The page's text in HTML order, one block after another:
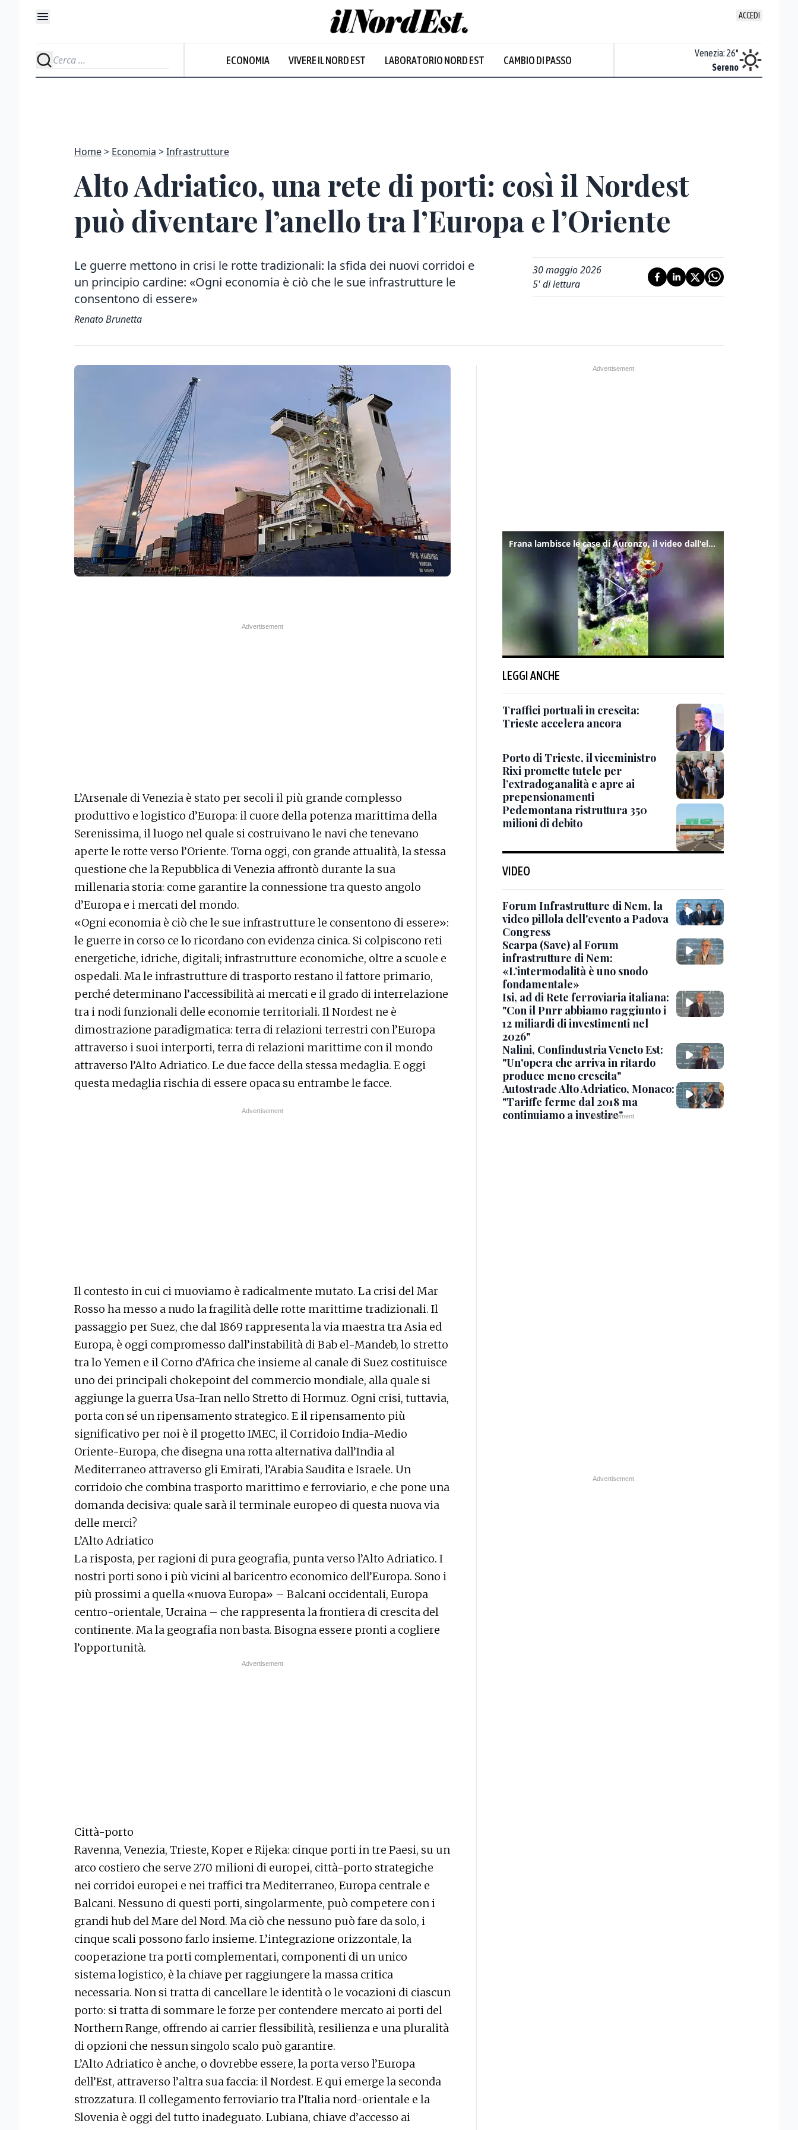
ACCEDI
ECONOMIA VIVERE IL NORD EST LABORATORIO NORD EST CAMBIO DI PASSO
Sereno
Venezia: 26°
Sereno
Home Economia Infrastrutture
Alto Adriatico, una rete di porti: così il Nordest
può diventare l’anello tra l’Europa e l’Oriente
Le guerre mettono in crisi le rotte tradizionali: la sfida dei nuovi corridoi e
un principio cardine: «Ogni economia è ciò che le sue infrastrutture le
consentono di essere»
Renato Brunetta
30 maggio 2026
5' di lettura
L’Arsenale di Venezia è stato per secoli il più grande complesso
produttivo e logistico d’Europa: il cuore della potenza marittima della
Serenissima, il luogo nel quale si costruivano le navi che tenevano
aperte le rotte verso l’Oriente. Torna oggi, con grande attualità, la stessa
questione che la Repubblica di Venezia affrontò durante la sua
millenaria storia: come garantire la connessione tra questo angolo
d’Europa e i mercati del mondo.
«Ogni economia è ciò che le sue infrastrutture le consentono di essere»:
le guerre in corso ce lo ricordano con evidenza cinica. Si colpiscono reti
energetiche, idriche, digitali; infrastrutture economiche, oltre a scuole e
ospedali. Ma le infrastrutture di trasporto restano il fattore primario,
perché determinano l’accessibilità ai mercati e il grado di interrelazione
tra i nodi funzionali delle economie territoriali. Il Nordest ne è
dimostrazione paradigmatica: terra di relazioni terrestri con l’Europa
attraverso i suoi interporti, terra di relazioni marittime con il mondo
attraverso l’Alto Adriatico. Le due facce della stessa medaglia. E oggi
questa medaglia rischia di essere opaca su entrambe le facce.
Il contesto in cui ci muoviamo è radicalmente mutato. La crisi del Mar
Rosso ha messo a nudo la fragilità delle rotte marittime tradizionali. Il
passaggio per Suez, che dal 1869 rappresenta la via maestra tra Asia ed
Europa, è oggi compromesso dall’instabilità di Bab el-Mandeb, lo stretto
tra lo Yemen e il Corno d’Africa che insieme al canale di Suez costituisce
uno dei principali chokepoint del commercio mondiale, alla quale si
aggiunge la guerra Usa-Iran nello Stretto di Hormuz. Ogni crisi, tuttavia,
porta con sé un ripensamento strategico. E il ripensamento più
significativo per noi è il progetto IMEC, il Corridoio India-Medio
Oriente-Europa, che disegna una rotta alternativa dall’India al
Mediterraneo attraverso gli Emirati, l’Arabia Saudita e Israele. Un
corridoio che combina trasporto marittimo e ferroviario, e che pone una
domanda decisiva: quale sarà il terminale europeo di questa nuova via
delle merci?
L’Alto Adriatico
La risposta, per ragioni di pura geografia, punta verso l’Alto Adriatico. I
nostri porti sono i più vicini al baricentro economico dell’Europa. Sono i
più prossimi a quella «nuova Europa» – Balcani occidentali, Europa
centro-orientale, Ucraina – che rappresenta la frontiera di crescita del
continente. Ma la geografia non basta. Bisogna essere pronti a cogliere
l’opportunità.
Città-porto
Ravenna, Venezia, Trieste, Koper e Rijeka: cinque porti in tre Paesi, su un
arco costiero che serve 270 milioni di europei, città-porto strategiche
nei corridoi europei e nei traffici tra Mediterraneo, Europa centrale e
Balcani. Nessuno di questi porti, singolarmente, può competere con i
grandi hub del Mare del Nord. Ma ciò che nessuno può fare da solo, i
cinque scali possono farlo insieme. L’integrazione orizzontale, la
cooperazione tra porti complementari, componenti di un unico
sistema logistico, è la chiave per raggiungere la massa critica
necessaria. Non si tratta di cancellare le identità o le vocazioni di ciascun
porto: si tratta di sommare le forze per contendere mercato ai porti del
Northern Range, offrendo ai carrier flessibilità, resilienza e una pluralità
di opzioni che nessun singolo scalo può garantire.
L’Alto Adriatico è anche, o dovrebbe essere, la porta verso l’Europa
dell’Est, attraverso l’altra sua faccia: il Nordest. E qui emerge la seconda
strozzatura. Il collegamento ferroviario tra l’Italia nord-orientale e la
Slovenia è oggi del tutto inadeguato. Lubiana, chiave d’accesso ai
Frana lambisce le case di Auronzo, il video dall'elicottero dei vigili del fuoco
LEGGI ANCHE
Traffici portuali in crescita:
Trieste accelera ancora
Porto di Trieste, il viceministro
Rixi promette tutele per
l’extradoganalità e apre ai
prepensionamenti
Pedemontana ristruttura 350
milioni di debito
VIDEO
Forum Infrastrutture di Nem, la
video pillola dell'evento a Padova
Congress
Scarpa (Save) al Forum
infrastrutture di Nem:
«L’intermodalità è uno snodo
fondamentale»
Isi, ad di Rete ferroviaria italiana:
"Con il Pnrr abbiamo raggiunto i
12 miliardi di investimenti nel
2026"
Nalini, Confindustria Veneto Est:
"Un'opera che arriva in ritardo
produce meno crescita"
Autostrade Alto Adriatico, Monaco:
"Tariffe ferme dal 2018 ma
continuiamo a investire"